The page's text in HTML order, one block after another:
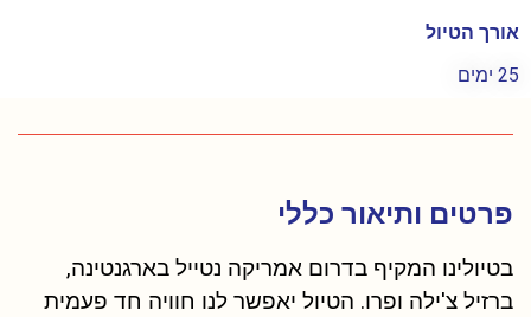
אורך הטיול
25 ימים
פרטים ותיאור כללי
בטיולינו המקיף בדרום אמריקה נטייל בארגנטינה,
ברזיל צ'ילה ופרו. הטיול יאפשר לנו חוויה חד פעמית